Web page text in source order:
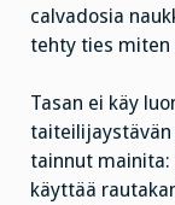
calvadosia
tehty ties miten
Tasan ei käy
taiteilijaystävän
tainnut mainita:
käyttää